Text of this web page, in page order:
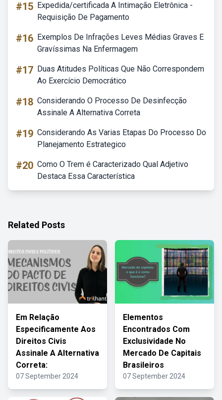
#15 Expedida/certificada A Intimação Eletrônica -
Requisição De Pagamento
#16 Exemplos De Infrações Leves Médias Graves E
Gravíssimas Na Enfermagem
#17 Duas Atitudes Políticas Que Não Correspondem
Ao Exercício Democrático
#18 Considerando O Processo De Desinfecção
Assinale A Alternativa Correta
#19 Considerando As Varias Etapas Do Processo Do
Planejamento Estrategico
#20 Como O Trem é Caracterizado Qual Adjetivo
Destaca Essa Característica
Related Posts
Em Relação
Especificamente Aos
Direitos Civis
Assinale A Alternativa
Correta:
07 September 2024
Elementos
Encontrados Com
Exclusividade No
Mercado De Capitais
Brasileiros
07 September 2024